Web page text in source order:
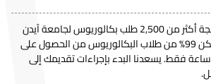
قامت وكالة امتياز بمعالجة أكثر من 2,500 طلب بكالوريوس لجامعة آيدن
خلال العام الماضي، وتمكن 99% من طلاب البكالوريوس من الحصول على
خطابات القبول خلال 24 ساعة فقط. يسعدنا البدء بإجراءات تقديمك إلى